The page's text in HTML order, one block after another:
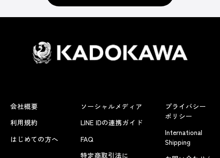
会社概要
利用規約
はじめての方へ
ソーシャルメディア
LINE IDの連携ガイド
FAQ
特定商取引法に
プライバシー
ポリシー
International
Shipping